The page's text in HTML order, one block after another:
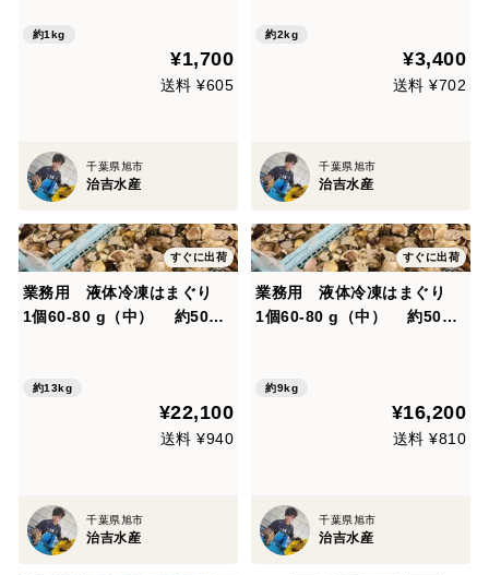
約1kg
¥1,700
送料 ¥605
千葉県旭市
治吉水産
約2kg
¥3,400
送料 ¥702
千葉県旭市
治吉水産
すぐに出荷
業務用 液体冷凍はまぐり
1個60-80 g（中） 約500g
約13kg
¥22,100
送料 ¥940
千葉県旭市
治吉水産
すぐに出荷
業務用 液体冷凍はまぐり
1個60-80 g（中） 約500g
約9kg
¥16,200
送料 ¥810
千葉県旭市
治吉水産